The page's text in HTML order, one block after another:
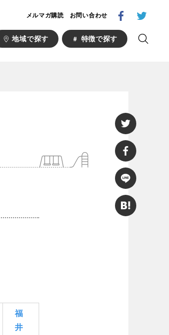
地域で探す 特徴で探す
メルマガ購読 お問い合わせ
福島
桜・梅の名所
福
井